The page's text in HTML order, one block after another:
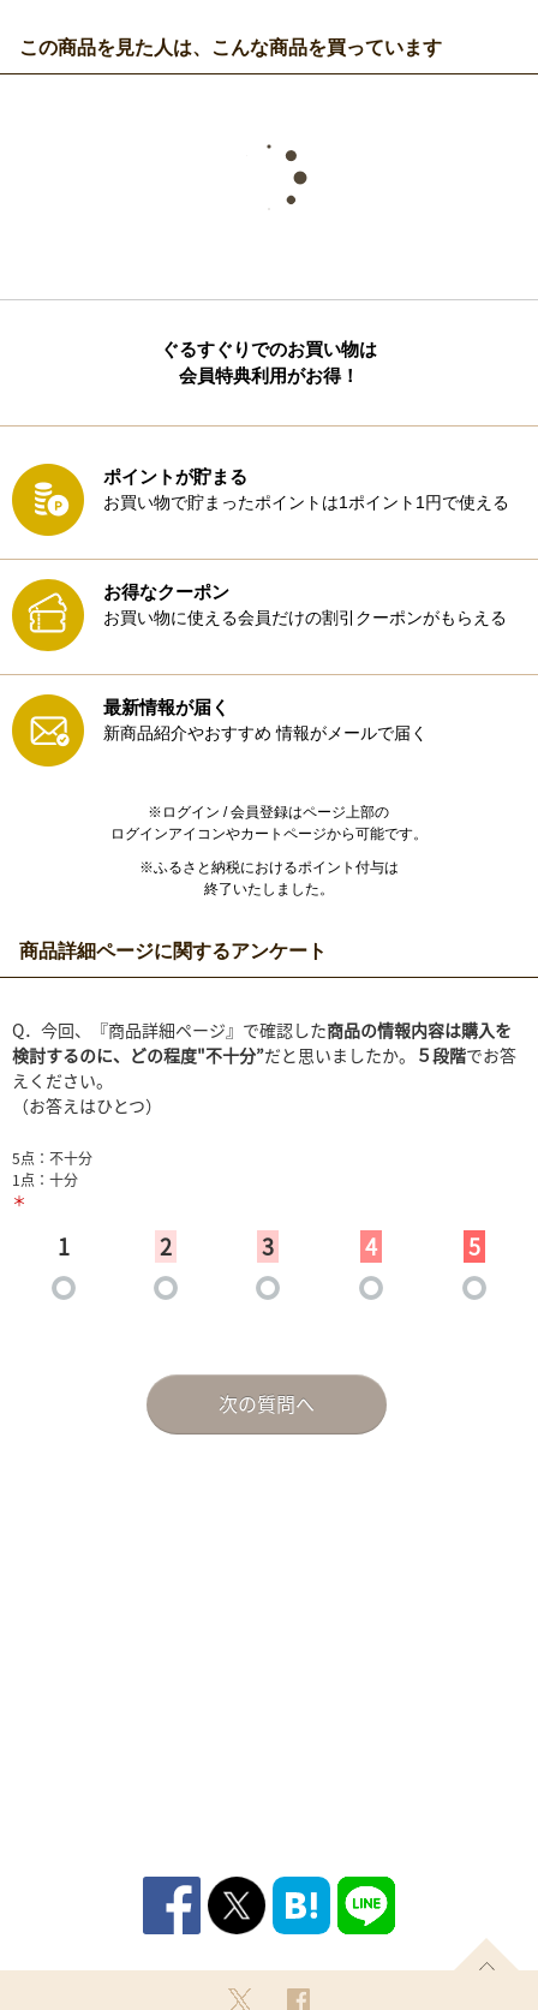
この商品を見た人は、こんな商品を買っています
ぐるすぐりでのお買い物は
会員特典利用がお得！
ポイントが貯まる
お買い物で貯まったポイントは1ポイント1円で使える
お得なクーポン
お買い物に使える会員だけの割引クーポンがもらえる
最新情報が届く
新商品紹介やおすすめ 情報がメールで届く
※ログイン / 会員登録はページ上部の
ログインアイコンやカートページから可能です。
※ふるさと納税におけるポイント付与は
終了いたしました。
商品詳細ページに関するアンケート